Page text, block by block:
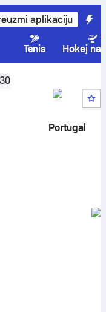
aplikaciju
Tenis
Hokej na
3. kolo
tablice i
Portugal